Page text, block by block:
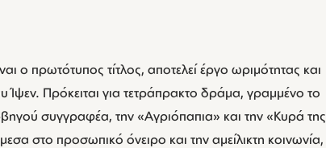
πρωτότυπος τίτλος, αποτελεί έργο ωριμότητας και
Ίψεν. Πρόκειται για τετράπρακτο δράμα, γραμμένο το
συγγραφέα, την «Αγριόπαπια» και την «Κυρά της
στο προσωπικό όνειρο και την αμείλικτη κοινωνία,